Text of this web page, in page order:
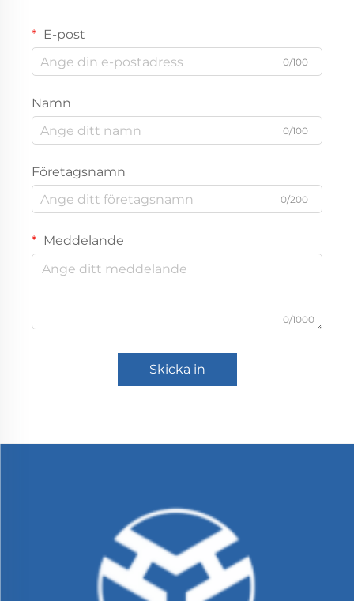
E-post
0/100
Namn
0/100
Företagsnamn
0/200
Meddelande
0/1000
Skicka in